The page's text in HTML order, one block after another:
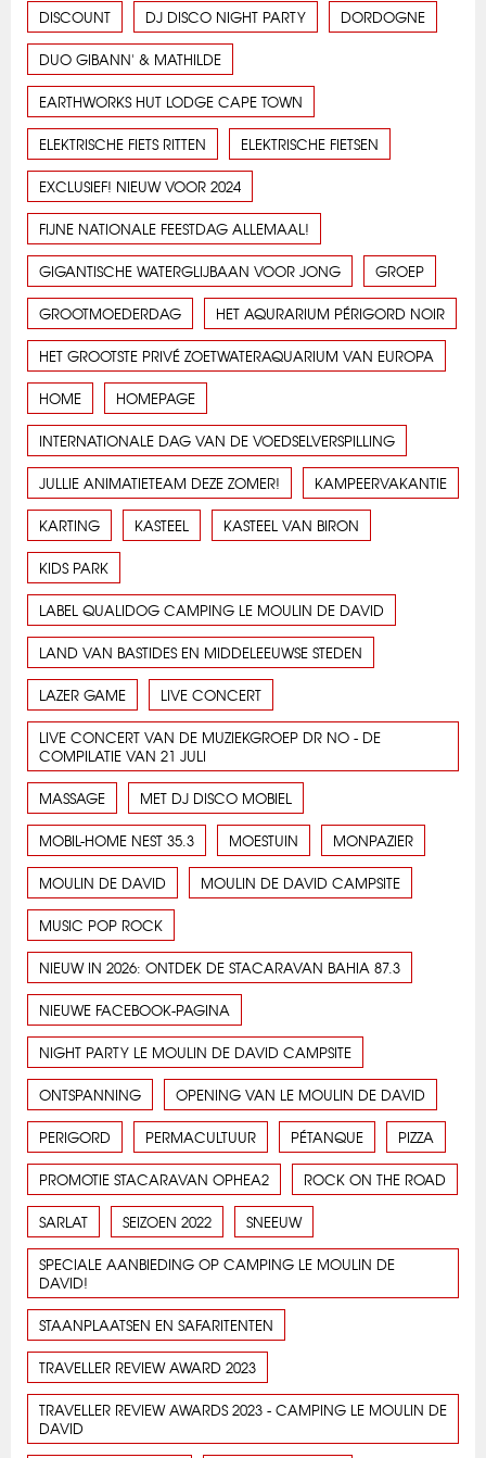
DISCOUNT DJ DISCO NIGHT PARTY DORDOGNE
DUO GIBANN' & MATHILDE
EARTHWORKS HUT LODGE CAPE TOWN
ELEKTRISCHE FIETS RITTEN ELEKTRISCHE FIETSEN
EXCLUSIEF! NIEUW VOOR 2024
FIJNE NATIONALE FEESTDAG ALLEMAAL!
GIGANTISCHE WATERGLIJBAAN VOOR JONG GROEP
GROOTMOEDERDAG HET AQURARIUM PÉRIGORD NOIR
HET GROOTSTE PRIVÉ ZOETWATERAQUARIUM VAN EUROPA
HOME HOMEPAGE
INTERNATIONALE DAG VAN DE VOEDSELVERSPILLING
JULLIE ANIMATIETEAM DEZE ZOMER! KAMPEERVAKANTIE
KARTING KASTEEL KASTEEL VAN BIRON
KIDS PARK
LABEL QUALIDOG CAMPING LE MOULIN DE DAVID
LAND VAN BASTIDES EN MIDDELEEUWSE STEDEN
LAZER GAME LIVE CONCERT
LIVE CONCERT VAN DE MUZIEKGROEP DR NO - DE
COMPILATIE VAN 21 JULI
MASSAGE MET DJ DISCO MOBIEL
MOBIL-HOME NEST 35.3 MOESTUIN MONPAZIER
MOULIN DE DAVID MOULIN DE DAVID CAMPSITE
MUSIC POP ROCK
NIEUW IN 2026: ONTDEK DE STACARAVAN BAHIA 87.3
NIEUWE FACEBOOK-PAGINA
NIGHT PARTY LE MOULIN DE DAVID CAMPSITE
ONTSPANNING OPENING VAN LE MOULIN DE DAVID
PERIGORD PERMACULTUUR PÉTANQUE PIZZA
PROMOTIE STACARAVAN OPHEA2 ROCK ON THE ROAD
SARLAT SEIZOEN 2022 SNEEUW
SPECIALE AANBIEDING OP CAMPING LE MOULIN DE
DAVID!
STAANPLAATSEN EN SAFARITENTEN
TRAVELLER REVIEW AWARD 2023
TRAVELLER REVIEW AWARDS 2023 - CAMPING LE MOULIN DE
DAVID